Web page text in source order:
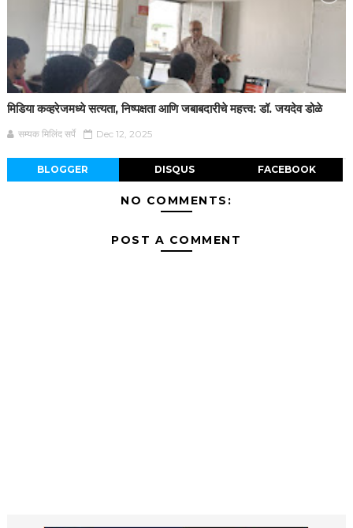
मिडिया कव्हरेजमध्ये सत्यता, निष्पक्षता आणि जबाबदारीचे महत्त्व: डॉ. जयदेव डोळे
सम्यक मिलिंद सर्पे Dec 12, 2025
BLOGGER DISQUS FACEBOOK
NO COMMENTS:
POST A COMMENT